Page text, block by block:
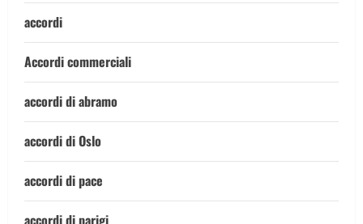
accordi
Accordi commerciali
accordi di abramo
accordi di Oslo
accordi di pace
accordi di parigi